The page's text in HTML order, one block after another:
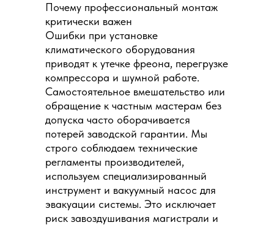
Почему профессиональный монтаж
критически важен
Ошибки при установке
климатического оборудования
приводят к утечке фреона, перегрузке
компрессора и шумной работе.
Самостоятельное вмешательство или
обращение к частным мастерам без
допуска часто оборачивается
потерей заводской гарантии. Мы
строго соблюдаем технические
регламенты производителей,
используем специализированный
инструмент и вакуумный насос для
эвакуации системы. Это исключает
риск завоздушивания магистрали и